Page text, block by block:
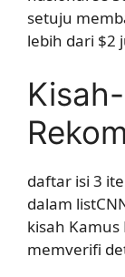
setuju
lebih dari $2
daftar isi 3
dalam
kisah Kamus
memverifi